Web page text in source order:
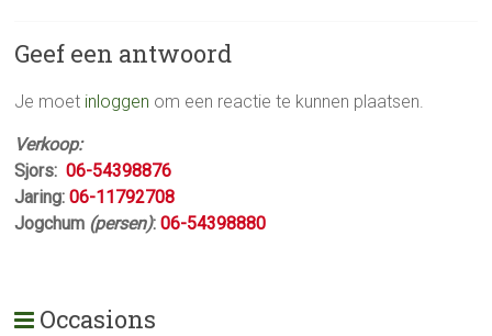
Geef een antwoord
Je moet inloggen om een reactie te kunnen plaatsen.
Verkoop:
Sjors:06-54398876
Jaring:06-11792708
Jogchum (persen): 06-54398880
Occasions